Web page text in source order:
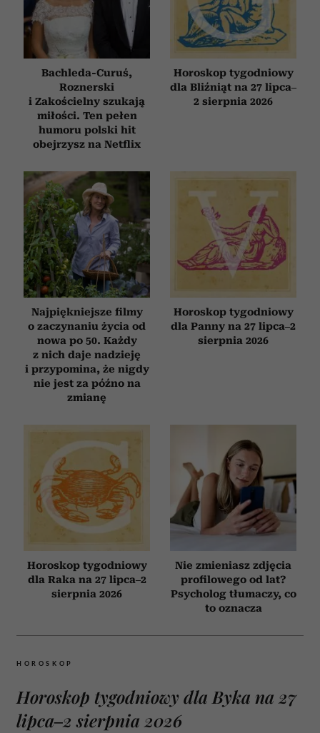
Bachleda-Curuś,
Roznerski
i Zakościelny szukają
miłości. Ten pełen
humoru polski hit
obejrzysz na Netflix
Horoskop tygodniowy
dla Bliźniąt na 27 lipca–
2 sierpnia 2026
Najpiękniejsze filmy
o zaczynaniu życia od
nowa po 50. Każdy
z nich daje nadzieję
i przypomina, że nigdy
nie jest za późno na
zmianę
Horoskop tygodniowy
dla Panny na 27 lipca–2
sierpnia 2026
Horoskop tygodniowy
dla Raka na 27 lipca–2
sierpnia 2026
Nie zmieniasz zdjęcia
profilowego od lat?
Psycholog tłumaczy, co
to oznacza
HOROSKOP
Horoskop tygodniowy dla Byka na 27
lipca–2 sierpnia 2026